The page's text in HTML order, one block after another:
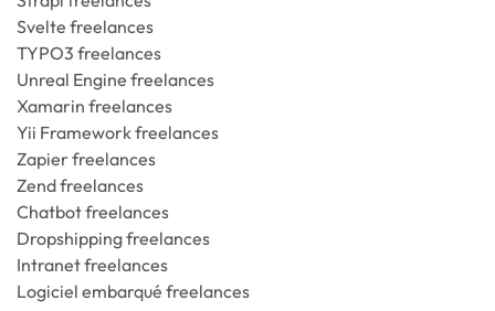
Svelte freelances
TYPO3 freelances
Unreal Engine freelances
Xamarin freelances
Yii Framework freelances
Zapier freelances
Zend freelances
Chatbot freelances
Dropshipping freelances
Intranet freelances
Logiciel embarqué freelances